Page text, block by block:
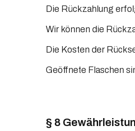
Die Rückzahlung
Wir können die
Die Kosten der
Geöffnete Flaschen
§ 8